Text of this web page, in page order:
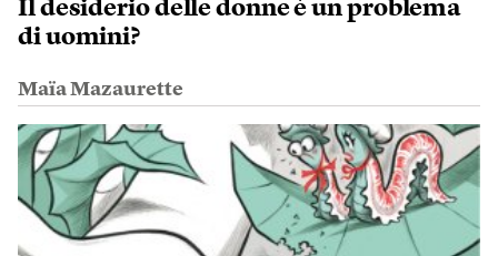
Il desiderio delle donne è un problema
di uomini?
Maïa Mazaurette